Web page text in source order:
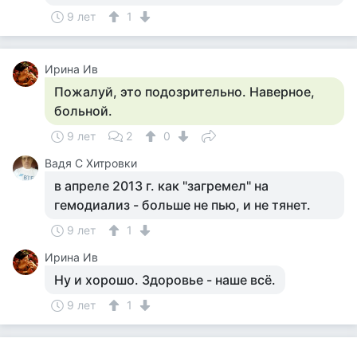
9 лет 1
Ирина Ив
Пожалуй, это подозрительно. Наверное,
больной.
9 лет 2
0
Вадя С Хитровки
в апреле 2013 г. как "загремел" на
гемодиализ - больше не пью, и не тянет.
9 лет
1
Ирина Ив
Ну и хорошо. Здоровье - наше всё.
9 лет 1